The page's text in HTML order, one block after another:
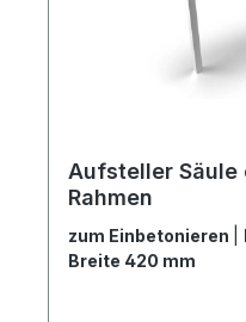
Aufsteller
Rahmen
zum Einbetonieren
Breite 420 mm